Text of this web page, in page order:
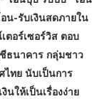
น-รับเงินสดภายใน
ตอร์เซอร์วิส ตอบ
ธนาคาร กลุ่มชาว
ไทย นับเป็นการ
นให้เป็นเรื่องง่าย